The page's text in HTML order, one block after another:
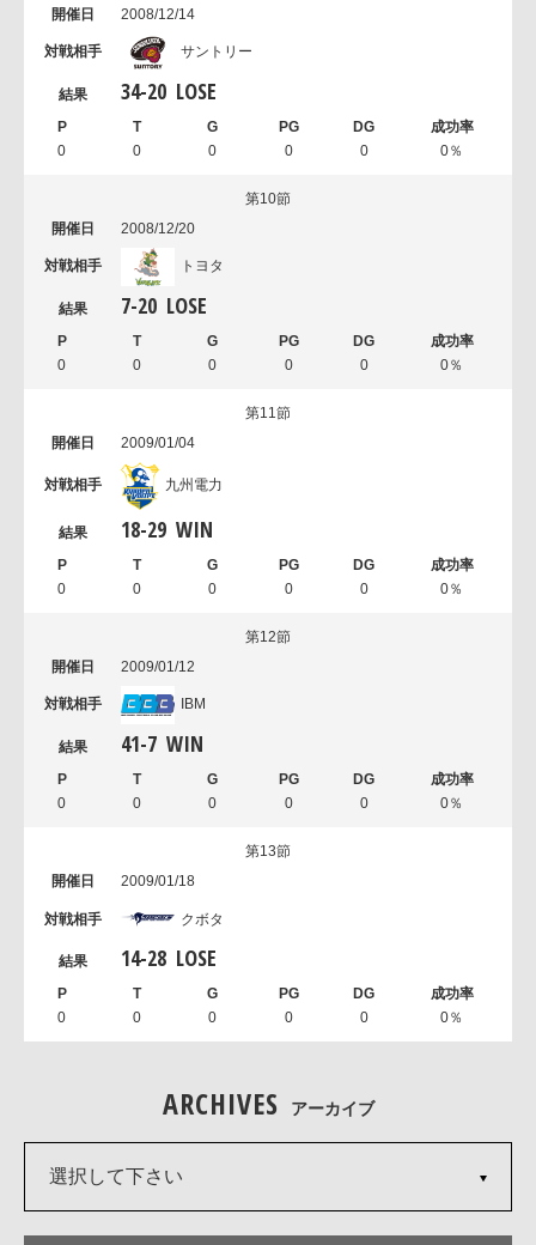
2008/12/14
サントリー
34-20 LOSE
0 0 0 0 0 0％
第10節
2008/12/20
トヨタ
7-20 LOSE
0 0 0 0 0 0％
第11節
2009/01/04
九州電力
18-29 WIN
0 0 0 0 0 0％
第12節
2009/01/12
IBM
41-7 WIN
0 0 0 0 0 0％
第13節
2009/01/18
クボタ
14-28 LOSE
0 0 0 0 0 0％
ARCHIVES アーカイブ
選択して下さい